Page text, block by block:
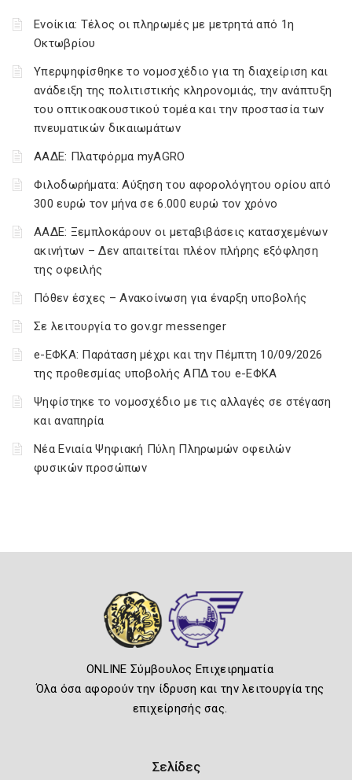
Ενοίκια: Τέλος οι πληρωμές με μετρητά από 1η
Οκτωβρίου
Υπερψηφίσθηκε το νομοσχέδιο για τη διαχείριση και
ανάδειξη της πολιτιστικής κληρονομιάς, την ανάπτυξη
του οπτικοακουστικού τομέα και την προστασία των
πνευματικών δικαιωμάτων
ΑΑΔΕ: Πλατφόρμα myAGRO
Φιλοδωρήματα: Αύξηση του αφορολόγητου ορίου από
300 ευρώ τον μήνα σε 6.000 ευρώ τον χρόνο
ΑΑΔΕ: Ξεμπλοκάρουν οι μεταβιβάσεις κατασχεμένων
ακινήτων – Δεν απαιτείται πλέον πλήρης εξόφληση
της οφειλής
Πόθεν έσχες – Ανακοίνωση για έναρξη υποβολής
Σε λειτουργία το gov.gr messenger
e-ΕΦΚΑ: Παράταση μέχρι και την Πέμπτη 10/09/2026
της προθεσμίας υποβολής ΑΠΔ του e-ΕΦΚΑ
Ψηφίστηκε το νομοσχέδιο με τις αλλαγές σε στέγαση
και αναπηρία
Νέα Ενιαία Ψηφιακή Πύλη Πληρωμών οφειλών
φυσικών προσώπων
ONLINE Σύμβουλος Επιχειρηματία
Όλα όσα αφορούν την ίδρυση και την λειτουργία της
επιχείρησής σας.
Σελίδες